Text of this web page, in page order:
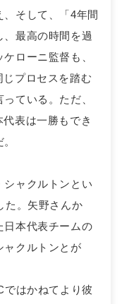
、そして、「4年間
最高の時間を過
ローニ監督も、
じプロセスを踏む
ている。ただ、
表は一勝もでき
ャクルトンとい
た。矢野さんか
日本代表チームの
ャクルトンとが
ではかねてより彼